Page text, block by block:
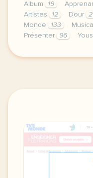
Album 19
Artistes
12 Dour 2
Monde
133
Présenter
96
fiche a2 nouvel